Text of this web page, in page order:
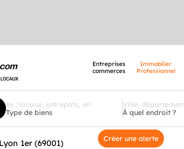
Entreprises
commerces
Immobilier
Professionnel
Type de biens À quel endroit ?
1er (69001)
Créer une alerte